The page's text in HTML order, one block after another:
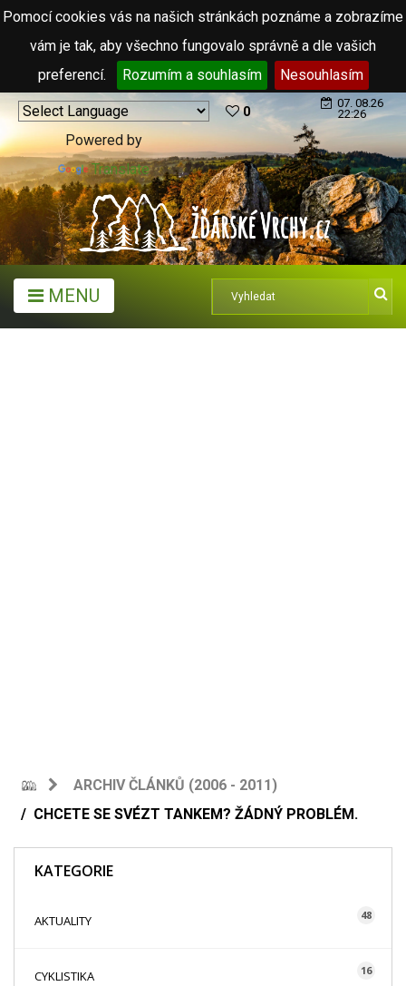
Pomocí cookies vás na našich stránkách poznáme a zobrazíme
vám je tak, aby všechno fungovalo správně a dle vašich
preferencí.
Rozumím a souhlasím Nesouhlasím
Powered by
Translate
0
07. 08.26
22:26
MENU
ARCHIV ČLÁNKŮ (2006 - 2011)
CHCETE SE SVÉZT TANKEM? ŽÁDNÝ PROBLÉM.
KATEGORIE
AKTUALITY 48
CYKLISTIKA 16